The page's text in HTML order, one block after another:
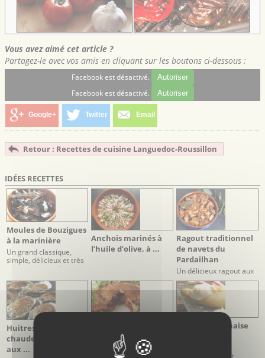
Vous avez aimé cet article ?
Partagez-le avec vos amis en cliquant sur les boutons ci-dessous :
Facebook est désactivé. Autoriser
Facebook est désactivé. Autoriser
Google+ Twitter Email
Retour : Recettes de cuisine Languedoc-Roussillon
IDÉES RECETTES
Moules de Bouzigues
à la marinière
Un grand classique,
simple, délicieux et très
convivial pour déguster
Anchois marinés à
l’huile d’olive, à ...
Ragout traditionnel
de navets du
Pardailhan
Un délicieux ragout aux
surprenants accents du
terroir
Huitres de Bouzigues
chaudes gratinées
aux ...
Sauce mayonnaise
maison, légère et